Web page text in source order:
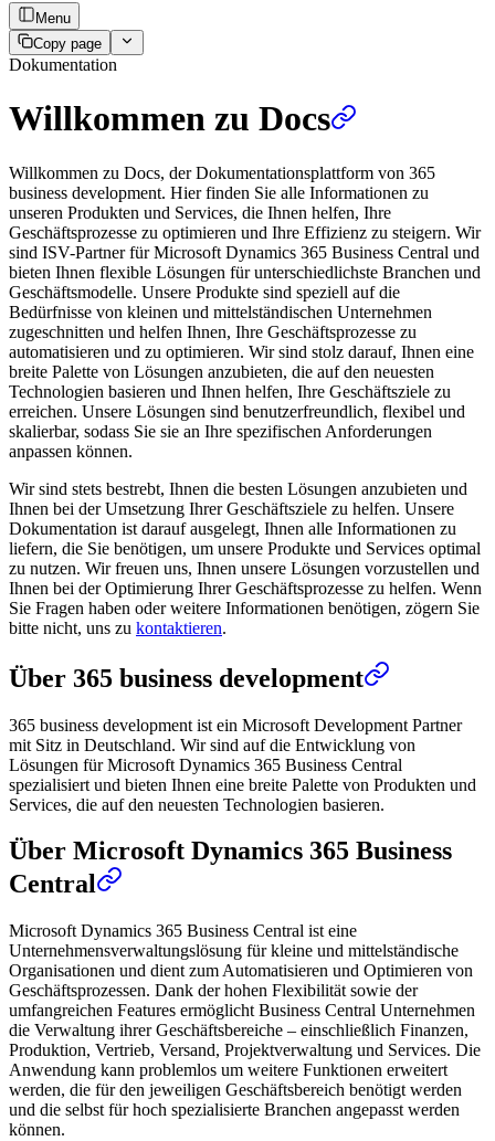
Menu
Copy page
Dokumentation
Willkommen zu Docs
Willkommen zu Docs, der Dokumentationsplattform von 365
business development. Hier finden Sie alle Informationen zu
unseren Produkten und Services, die Ihnen helfen, Ihre
Geschäftsprozesse zu optimieren und Ihre Effizienz zu steigern. Wir
sind ISV-Partner für Microsoft Dynamics 365 Business Central und
bieten Ihnen flexible Lösungen für unterschiedlichste Branchen und
Geschäftsmodelle. Unsere Produkte sind speziell auf die
Bedürfnisse von kleinen und mittelständischen Unternehmen
zugeschnitten und helfen Ihnen, Ihre Geschäftsprozesse zu
automatisieren und zu optimieren. Wir sind stolz darauf, Ihnen eine
breite Palette von Lösungen anzubieten, die auf den neuesten
Technologien basieren und Ihnen helfen, Ihre Geschäftsziele zu
erreichen. Unsere Lösungen sind benutzerfreundlich, flexibel und
skalierbar, sodass Sie sie an Ihre spezifischen Anforderungen
anpassen können.
Wir sind stets bestrebt, Ihnen die besten Lösungen anzubieten und
Ihnen bei der Umsetzung Ihrer Geschäftsziele zu helfen. Unsere
Dokumentation ist darauf ausgelegt, Ihnen alle Informationen zu
liefern, die Sie benötigen, um unsere Produkte und Services optimal
zu nutzen. Wir freuen uns, Ihnen unsere Lösungen vorzustellen und
Ihnen bei der Optimierung Ihrer Geschäftsprozesse zu helfen. Wenn
Sie Fragen haben oder weitere Informationen benötigen, zögern Sie
bitte nicht, uns zu kontaktieren.
Über 365 business development
365 business development ist ein Microsoft Development Partner
mit Sitz in Deutschland. Wir sind auf die Entwicklung von
Lösungen für Microsoft Dynamics 365 Business Central
spezialisiert und bieten Ihnen eine breite Palette von Produkten und
Services, die auf den neuesten Technologien basieren.
Über Microsoft Dynamics 365 Business
Central
Microsoft Dynamics 365 Business Central ist eine
Unternehmensverwaltungslösung für kleine und mittelständische
Organisationen und dient zum Automatisieren und Optimieren von
Geschäftsprozessen. Dank der hohen Flexibilität sowie der
umfangreichen Features ermöglicht Business Central Unternehmen
die Verwaltung ihrer Geschäftsbereiche – einschließlich Finanzen,
Produktion, Vertrieb, Versand, Projektverwaltung und Services. Die
Anwendung kann problemlos um weitere Funktionen erweitert
werden, die für den jeweiligen Geschäftsbereich benötigt werden
und die selbst für hoch spezialisierte Branchen angepasst werden
können.